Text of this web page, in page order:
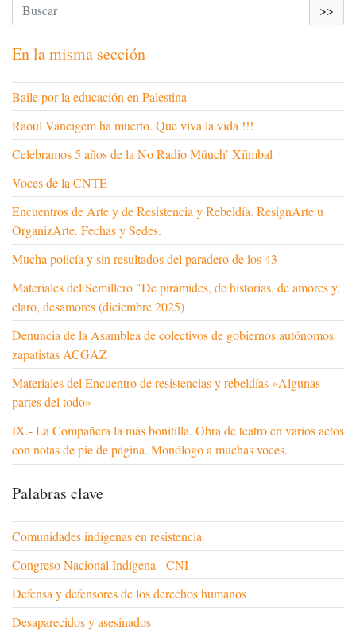
>>
En la misma sección
Baile por la educación en Palestina
Raoul Vaneigem ha muerto. Que viva la vida !!!
Celebramos 5 años de la No Radio Múuch’ Xíimbal
Voces de la CNTE
Encuentros de Arte y de Resistencia y Rebeldía. ResignArte u
OrganizArte. Fechas y Sedes.
Mucha policía y sin resultados del paradero de los 43
Materiales del Semillero "De pirámides, de historias, de amores y,
claro, desamores (diciembre 2025)
Denuncia de la Asamblea de colectivos de gobiernos autónomos
zapatistas ACGAZ
Materiales del Encuentro de resistencias y rebeldías «Algunas
partes del todo»
IX.- La Compañera la más bonitilla. Obra de teatro en varios actos
con notas de pie de página. Monólogo a muchas voces.
Palabras clave
Comunidades indígenas en resistencia
Congreso Nacional Indígena - CNI
Defensa y defensores de los derechos humanos
Desaparecidos y asesinados